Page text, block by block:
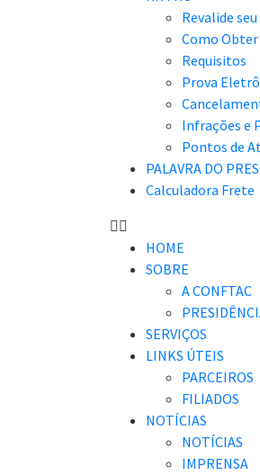
Revalide
Como
Requisitos
Prova
Infrações e
Pontos de
PALAVRA DO
Calculadora Frete
HOME
SOBRE
A CONFTAC
SERVIÇOS
LINKS ÚTEIS
PARCEIROS
FILIADOS
NOTÍCIAS
NOTÍCIAS
IMPRENSA